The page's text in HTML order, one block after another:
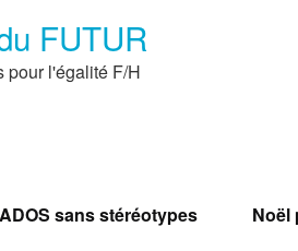
FUTUR
pour l'égalité F/H
sans stéréotypes Noël